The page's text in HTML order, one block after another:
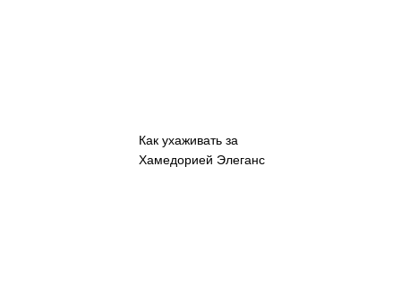
Как ухаживать за
Хамедорией Элеганс